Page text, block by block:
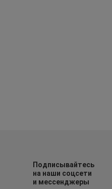
Подписывайтесь
на наши соцсети
и мессенджеры